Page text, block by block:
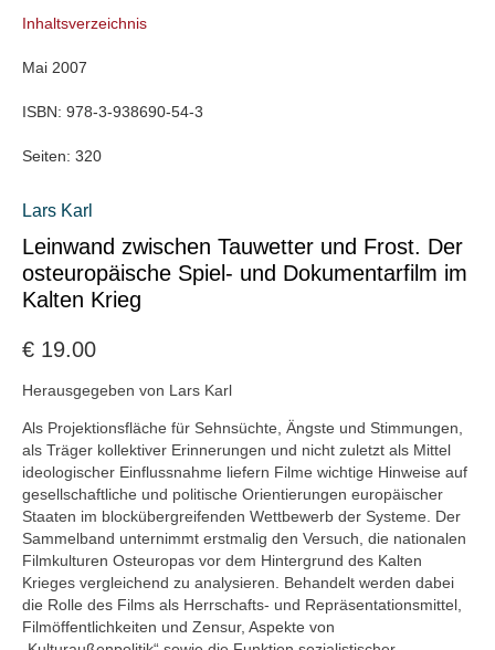
Inhaltsverzeichnis
Mai 2007
ISBN: 978-3-938690-54-3
Seiten: 320
Lars Karl
Leinwand zwischen Tauwetter und Frost. Der
osteuropäische Spiel- und Dokumentarfilm im
Kalten Krieg
€ 19.00
Herausgegeben von Lars Karl
Als Projektionsfläche für Sehnsüchte, Ängste und Stimmungen,
als Träger kollektiver Erinnerungen und nicht zuletzt als Mittel
ideologischer Einflussnahme liefern Filme wichtige Hinweise auf
gesellschaftliche und politische Orientierungen europäischer
Staaten im blockübergreifenden Wettbewerb der Systeme. Der
Sammelband unternimmt erstmalig den Versuch, die nationalen
Filmkulturen Osteuropas vor dem Hintergrund des Kalten
Krieges vergleichend zu analysieren. Behandelt werden dabei
die Rolle des Films als Herrschafts- und Repräsentationsmittel,
Filmöffentlichkeiten und Zensur, Aspekte von